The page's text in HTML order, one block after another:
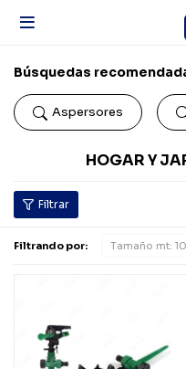

Búsquedas
Aspersores
HOGAR Y
Filtrando por: Tamaño mt: